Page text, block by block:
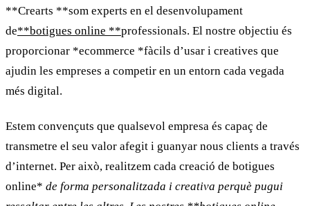
**Crearts **som experts en el desenvolupament
de**botigues online **professionals. El nostre objectiu és
proporcionar *ecommerce *fàcils d’usar i creatives que
ajudin les empreses a competir en un entorn cada vegada
més digital.
Estem convençuts que qualsevol empresa és capaç de
transmetre el seu valor afegit i guanyar nous clients a través
d’internet. Per això, realitzem cada creació de botigues
online* de forma personalitzada i creativa perquè pugui